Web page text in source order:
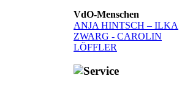
VdO-Menschen
ANJA HINTSCH – ILKA
ZWARG - CAROLIN
LÖFFLER